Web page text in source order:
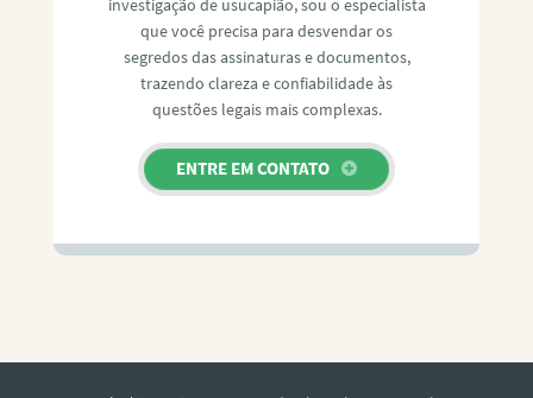
investigação de usucapião, sou o especialista
que você precisa para desvendar os
segredos das assinaturas e documentos,
trazendo clareza e confiabilidade às
questões legais mais complexas.
ENTRE EM CONTATO